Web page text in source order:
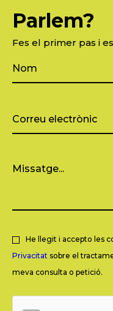
Parlem?
Fes el primer pas i
He llegit i accepto les
Privacitat sobre el
meva consulta o petició.